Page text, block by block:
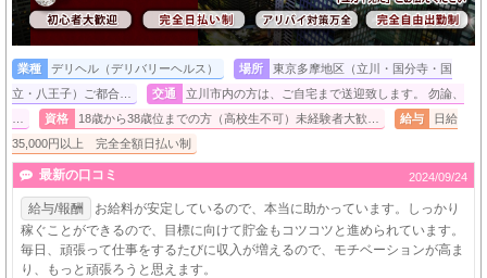
業種 デリヘル（デリバリーヘルス） 場所
東京多摩地区（立川・国分寺・国
立・八王子）ご都合…
交通
立川市内の方は、ご自宅まで送迎致します。 勿論、
…
資格 18歳から38歳位までの方（高校生不可）未経験者大歓… 給与
日給
35,000円以上 完全全額日払い制
最新の口コミ 2024/09/24
給与/報酬
お給料が安定しているので、本当に助かっています。しっかり
稼ぐことができるので、目標に向けて貯金もコツコツと進められています。
毎日、頑張って仕事をするたびに収入が増えるので、モチベーションが高ま
り、もっと頑張ろうと思えます。